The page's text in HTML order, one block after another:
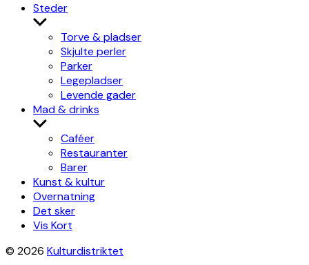
Steder
Show
sub
menu
Torve & pladser
Skjulte perler
Parker
Legepladser
Levende gader
Mad & drinks
Show
sub
menu
Caféer
Restauranter
Barer
Kunst & kultur
Overnatning
Det sker
Vis Kort
© 2026 Kulturdistriktet